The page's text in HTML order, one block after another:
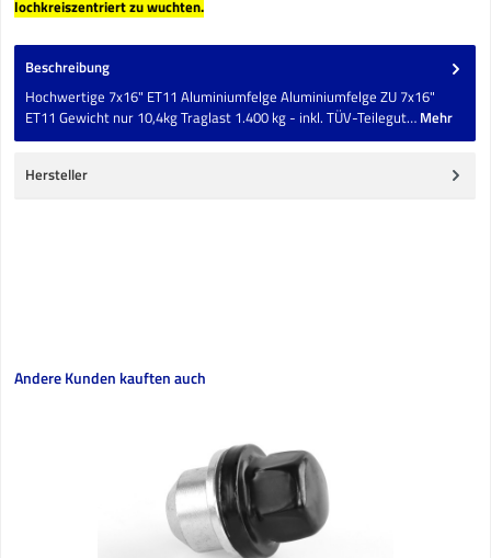
lochkreiszentriert zu wuchten.
Beschreibung
Hochwertige 7x16" ET11 Aluminiumfelge Aluminiumfelge ZU 7x16"
ET11 Gewicht nur 10,4kg Traglast 1.400 kg - inkl. TÜV-Teilegut… Mehr
Hersteller
Produktgalerie überspringen
Andere Kunden kauften auch